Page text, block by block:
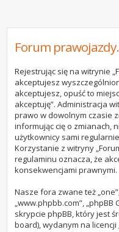
Forum
Rejestrując się na witrynie
akceptujesz
akceptujesz, opuść to
akceptuję”. Administracja
prawo w dowolnym czasie
informując cię o zmianach,
użytkownicy sami
Korzystanie z witryny
regulaminu oznacza, że
konsekwencjami prawnymi.
Nasze fora zwane też
„www.phpbb.com”, „phpBB
skrypcie phpBB, który jest
board), wydanym na licencji